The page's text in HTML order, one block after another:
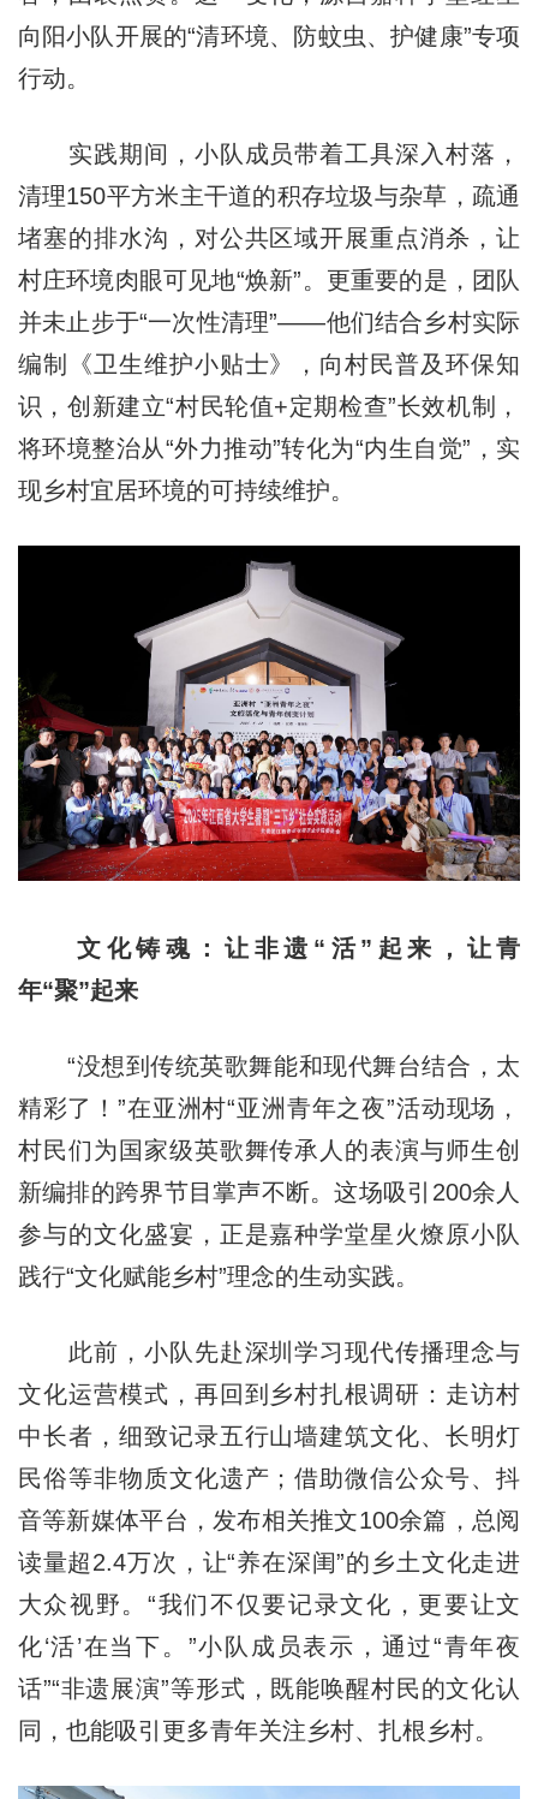
向阳小队开展的“清环境、防蚊虫、护健康”专项
行动。
实践期间，小队成员带着工具深入村落，
清理150平方米主干道的积存垃圾与杂草，疏通
堵塞的排水沟，对公共区域开展重点消杀，让
村庄环境肉眼可见地“焕新”。更重要的是，团队
并未止步于“一次性清理”——他们结合乡村实际
编制《卫生维护小贴士》，向村民普及环保知
识，创新建立“村民轮值+定期检查”长效机制，
将环境整治从“外力推动”转化为“内生自觉”，实
现乡村宜居环境的可持续维护。
文化铸魂：让非遗“活”起来，让青
年“聚”起来
“没想到传统英歌舞能和现代舞台结合，太
精彩了！”在亚洲村“亚洲青年之夜”活动现场，
村民们为国家级英歌舞传承人的表演与师生创
新编排的跨界节目掌声不断。这场吸引200余人
参与的文化盛宴，正是嘉种学堂星火燎原小队
践行“文化赋能乡村”理念的生动实践。
此前，小队先赴深圳学习现代传播理念与
文化运营模式，再回到乡村扎根调研：走访村
中长者，细致记录五行山墙建筑文化、长明灯
民俗等非物质文化遗产；借助微信公众号、抖
音等新媒体平台，发布相关推文100余篇，总阅
读量超2.4万次，让“养在深闺”的乡土文化走进
大众视野。“我们不仅要记录文化，更要让文
化‘活’在当下。”小队成员表示，通过“青年夜
话”“非遗展演”等形式，既能唤醒村民的文化认
同，也能吸引更多青年关注乡村、扎根乡村。